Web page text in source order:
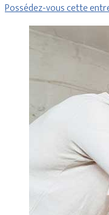
Possédez-vous cette